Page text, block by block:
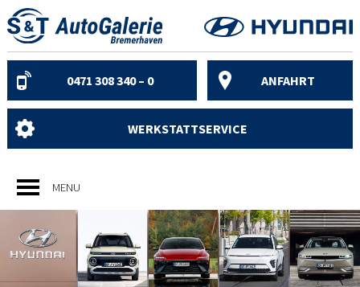
Skip
to
content
0471 308 340 – 0 ANFAHRT
WERKSTATTSERVICE
MENU